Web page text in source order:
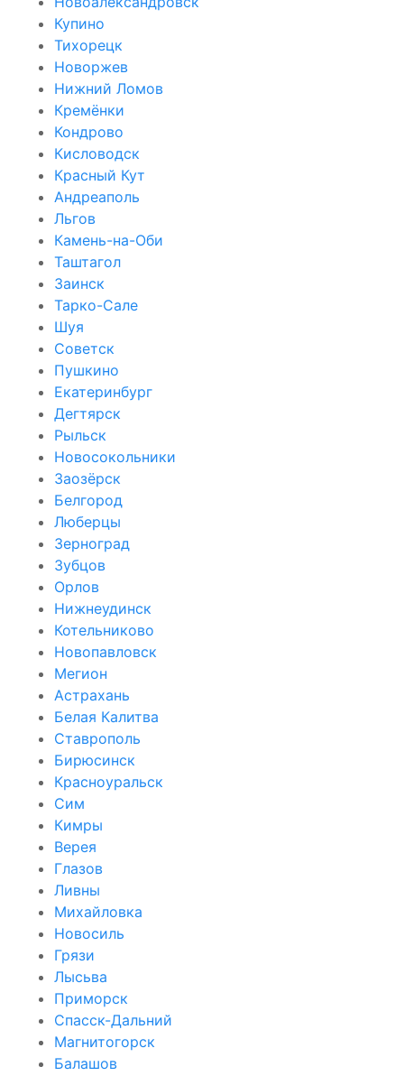
Купино
Тихорецк
Новоржев
Нижний Ломов
Кремёнки
Кондрово
Кисловодск
Красный Кут
Андреаполь
Льгов
Камень-на-Оби
Таштагол
Заинск
Тарко-Сале
Шуя
Советск
Пушкино
Екатеринбург
Дегтярск
Рыльск
Новосокольники
Заозёрск
Белгород
Люберцы
Зерноград
Зубцов
Орлов
Нижнеудинск
Котельниково
Новопавловск
Мегион
Астрахань
Белая Калитва
Ставрополь
Бирюсинск
Красноуральск
Сим
Кимры
Верея
Глазов
Ливны
Михайловка
Новосиль
Грязи
Лысьва
Приморск
Спасск-Дальний
Магнитогорск
Балашов